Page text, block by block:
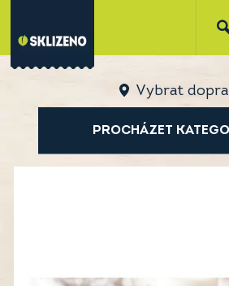
Vybrat
PROCHÁZET